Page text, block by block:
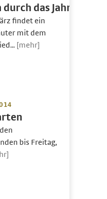
das Jahr
findet ein
mit dem
[mehr]
bis Freitag,